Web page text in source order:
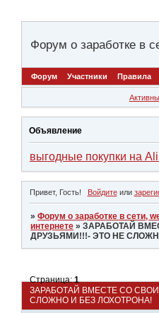
Форум о заработке в
Форум Участники Правила
Объявление
выгодные покупки на
Привет, Гость! Войдитеили
»Форум о заработке в сети,
интернете »ЗАРАБОТАЙ
ДРУЗЬЯМИ!!!- ЭТО НЕ
ЗАРАБОТАЙ ВМЕСТЕ СО
СЛОЖНО И БЕЗ ЛОХОТРОНА!
Страница:1